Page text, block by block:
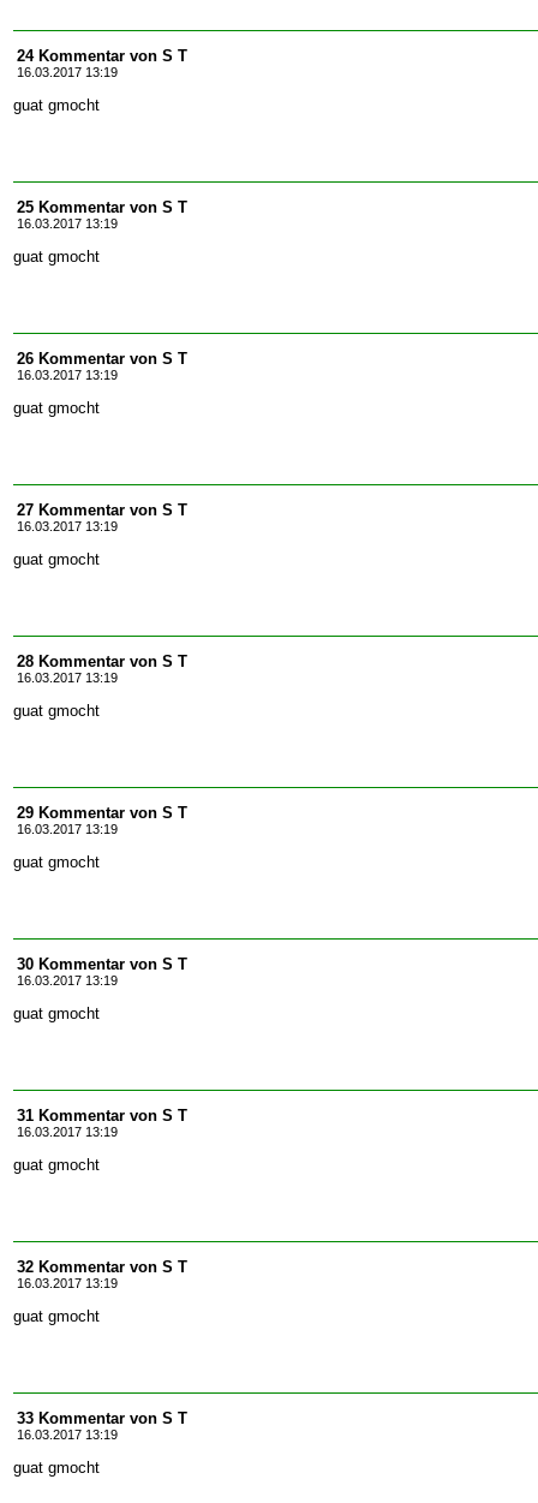
24 Kommentar von S T
16.03.2017 13:19
guat gmocht
25 Kommentar von S T
16.03.2017 13:19
guat gmocht
26 Kommentar von S T
16.03.2017 13:19
guat gmocht
27 Kommentar von S T
16.03.2017 13:19
guat gmocht
28 Kommentar von S T
16.03.2017 13:19
guat gmocht
29 Kommentar von S T
16.03.2017 13:19
guat gmocht
30 Kommentar von S T
16.03.2017 13:19
guat gmocht
31 Kommentar von S T
16.03.2017 13:19
guat gmocht
32 Kommentar von S T
16.03.2017 13:19
guat gmocht
33 Kommentar von S T
16.03.2017 13:19
guat gmocht